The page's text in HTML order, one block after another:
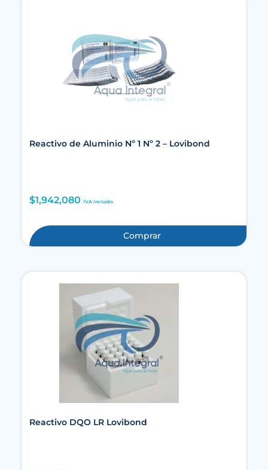
Reactivo de Aluminio Nº 1 Nº 2 – Lovibond
$1,942,080 IVA Incluido
Comprar
Reactivo DQO LR Lovibond